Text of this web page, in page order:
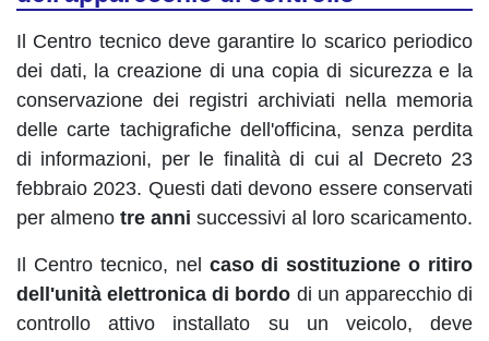
Il Centro tecnico deve garantire lo scarico periodico
dei dati, la creazione di una copia di sicurezza e la
conservazione dei registri archiviati nella memoria
delle carte tachigrafiche dell'officina, senza perdita
di informazioni, per le finalità di cui al Decreto 23
febbraio 2023. Questi dati devono essere conservati
per almeno tre anni successivi al loro scaricamento.
Il Centro tecnico, nel caso di sostituzione o ritiro
dell'unità elettronica di bordo di un apparecchio di
controllo attivo installato su un veicolo, deve